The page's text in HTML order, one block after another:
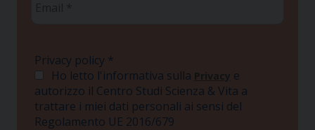
Privacy policy *
Ho letto l'informativa sulla Privacy e
autorizzo il Centro Studi Scienza & Vita a
trattare i miei dati personali ai sensi del
Regolamento UE 2016/679